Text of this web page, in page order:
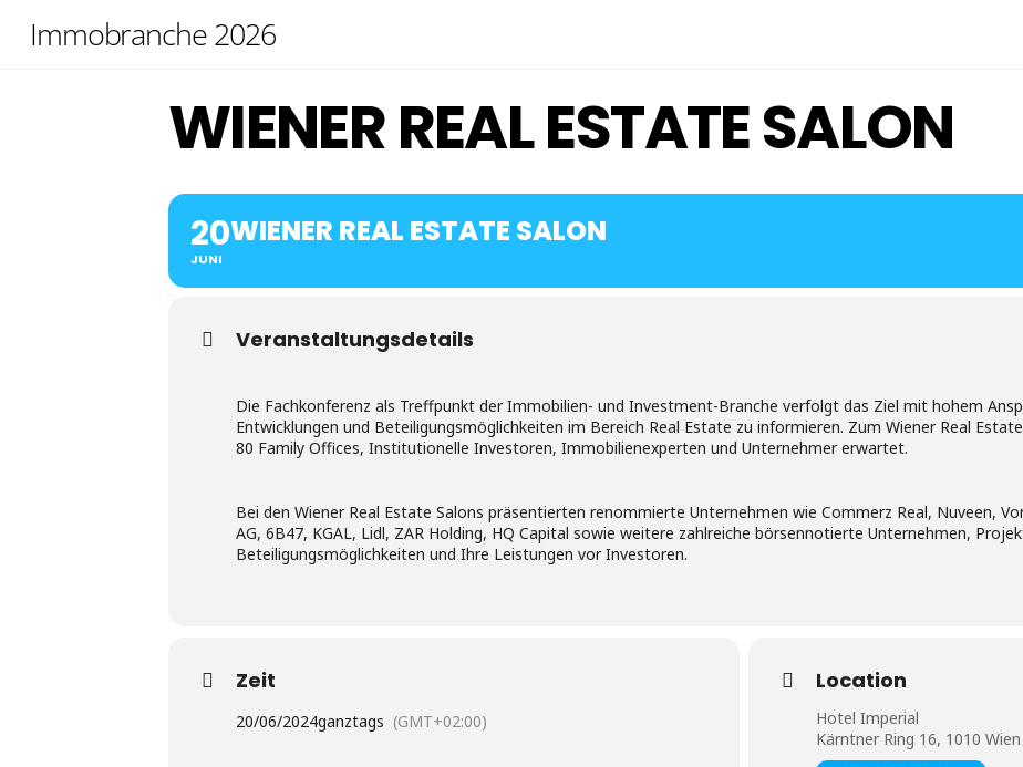
Immobranche 2026
WIENER REAL ESTATE SALON
20
JUNI
WIENER REAL ESTATE SALON
Veranstaltungsdetails
Die Fachkonferenz als Treffpunkt der Immobilien- und Investment-Branche verfolgt das Ziel mit hohem
Entwicklungen und Beteiligungsmöglichkeiten im Bereich Real Estate zu informieren. Zum Wiener Real
80 Family Offices, Institutionelle Investoren, Immobilienexperten und Unternehmer erwartet.
Bei den Wiener Real Estate Salons präsentierten renommierte Unternehmen wie Commerz Real, Nuveen,
AG, 6B47, KGAL, Lidl, ZAR Holding, HQ Capital sowie weitere zahlreiche börsennotierte Unternehmen,
Beteiligungsmöglichkeiten und Ihre Leistungen vor Investoren.
Zeit
20/06/2024ganztags (GMT+02:00)
Location
Hotel Imperial
Kärntner Ring 16, 1010 Wien